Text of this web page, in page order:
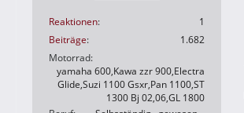
Reaktionen
1
Beiträge
1.682
Motorrad
yamaha 600,Kawa zzr 900,Electra
Glide,Suzi 1100 Gsxr,Pan 1100,ST
1300 Bj 02,06,GL 1800